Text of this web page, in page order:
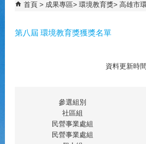
首頁 成果專區 環境教育獎 高雄市
第八屆 環境教育獎獲獎名單
資料更新時
參選組別
社區組
民營事業處組
民營事業處組